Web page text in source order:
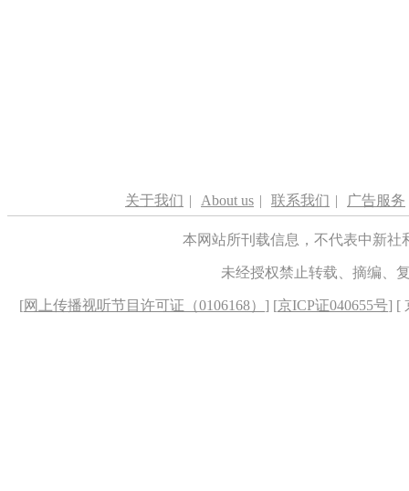
关于我们 | About us | 联系我们 | 广告服务
本网站所刊载信息，不代表中新
未经授权禁止转载、摘编、
[网上传播视听节目许可证（0106168） ] [京ICP证040655号] [